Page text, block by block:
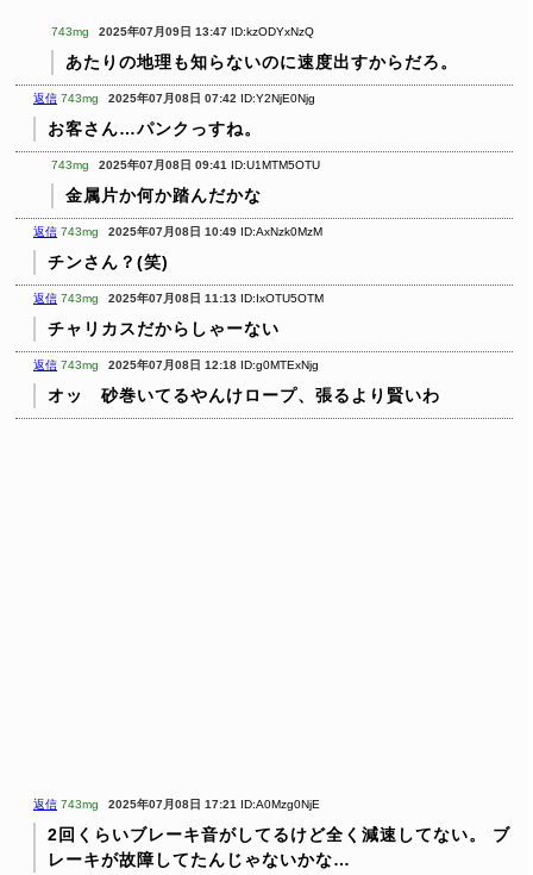
743mg 2025年07月09日 13:47 ID:kzODYxNzQ
あたりの地理も知らないのに速度出すからだろ。
返信 743mg 2025年07月08日 07:42 ID:Y2NjE0Njg
お客さん…パンクっすね。
743mg 2025年07月08日 09:41 ID:U1MTM5OTU
金属片か何か踏んだかな
返信 743mg 2025年07月08日 10:49 ID:AxNzk0MzM
チンさん？(笑)
返信 743mg 2025年07月08日 11:13 ID:IxOTU5OTM
チャリカスだからしゃーない
返信 743mg 2025年07月08日 12:18 ID:g0MTExNjg
オッ 砂巻いてるやんけロープ、張るより賢いわ
返信 743mg 2025年07月08日 17:21 ID:A0Mzg0NjE
2回くらいブレーキ音がしてるけど全く減速してない。
ブ
レーキが故障してたんじゃないかな…